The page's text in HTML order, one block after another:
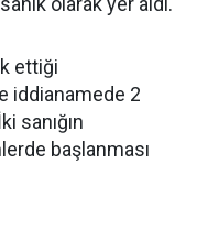
ettiği
iddianamede 2
sanığın
başlanması